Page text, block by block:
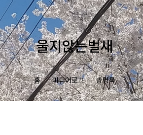
울지않는벌새
홈 미디어로그 방명록